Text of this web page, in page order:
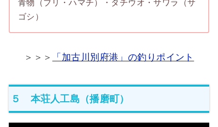
青物（ブリ・ハマチ）・タチウオ・サワラ（サ
ゴシ）
＞＞＞ 「加古川別府港」の釣りポイント
５ 本荘人工島（播磨町）